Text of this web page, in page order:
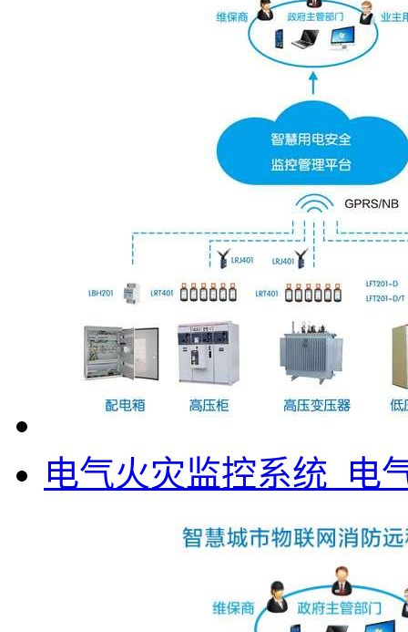
电气火灾监控系统_电